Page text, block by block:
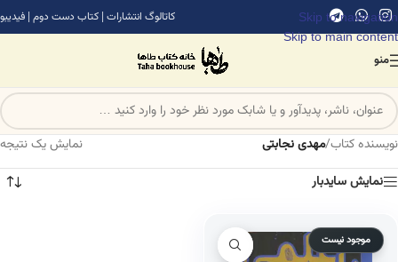
Skip to navigation
Skip to main content
کاتالوگ انتشارات | کتاب دست دوم | فیدیبو
منو
نویسنده کتاب/مهدی نجابتی
نمایش یک نتیجه
نمایش سایدبار
موجود نیست